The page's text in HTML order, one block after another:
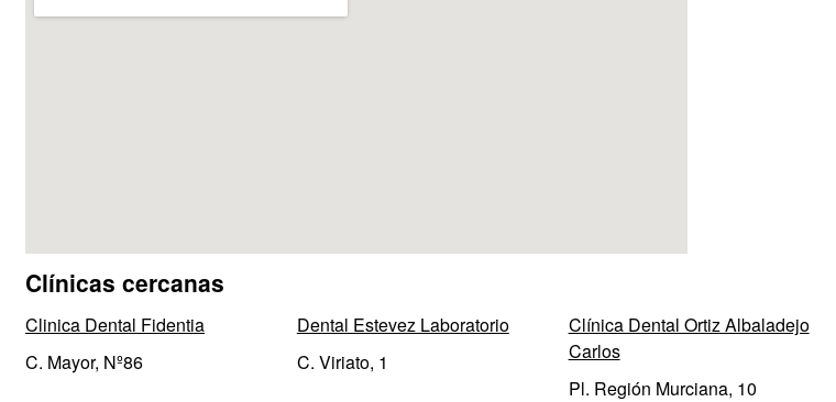
Clínicas cercanas
Clinica Dental Fidentia
C. Mayor, Nº86
Dental Estevez Laboratorio
C. Viriato, 1
Clínica Dental Ortiz Albaladejo
Carlos
Pl. Región Murciana, 10